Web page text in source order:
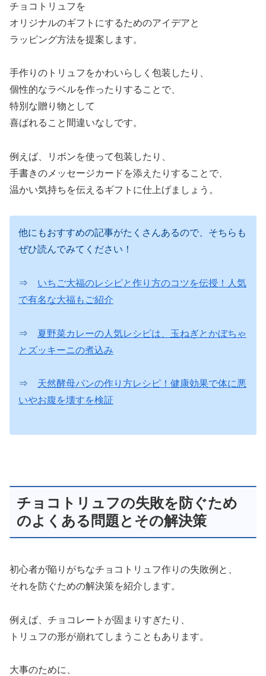
チョコトリュフを
オリジナルのギフトにするためのアイデアと
ラッピング方法を提案します。
手作りのトリュフをかわいらしく包装したり、
個性的なラベルを作ったりすることで、
特別な贈り物として
喜ばれること間違いなしです。
例えば、リボンを使って包装したり、
手書きのメッセージカードを添えたりすることで、
温かい気持ちを伝えるギフトに仕上げましょう。
他にもおすすめの記事がたくさんあるので、そちらも
ぜひ読んでみてください！
⇒ いちご大福のレシピと作り方のコツを伝授！人気
で有名な大福もご紹介
⇒ 夏野菜カレーの人気レシピは、玉ねぎとかぼちゃ
とズッキーニの煮込み
⇒ 天然酵母パンの作り方レシピ！健康効果で体に悪
いやお腹を壊すを検証
チョコトリュフの失敗を防ぐため
のよくある問題とその解決策
初心者が陥りがちなチョコトリュフ作りの失敗例と、
それを防ぐための解決策を紹介します。
例えば、チョコレートが固まりすぎたり、
トリュフの形が崩れてしまうこともあります。
大事のために、